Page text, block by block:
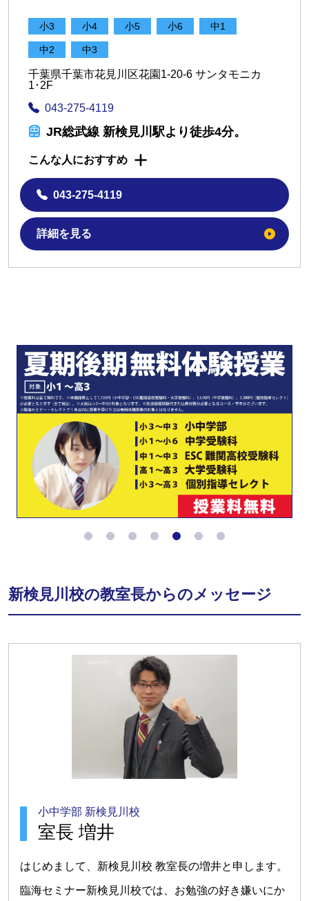
小3 小4 小5 小6 中1
中2 中3
千葉県千葉市花見川区花園1-20-6 サンタモニカ
1･2F
043-275-4119
JR総武線 新検見川駅より徒歩4分。
こんな人におすすめ
043-275-4119
詳細を見る
新検見川校の教室長からのメッセージ
小中学部 新検見川校
室長 増井
はじめまして、新検見川校 教室長の増井と申します。
臨海セミナー新検見川校では、お勉強の好き嫌いにか